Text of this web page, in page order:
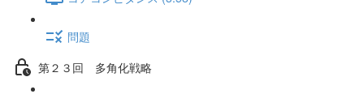
問題
第２３回 多角化戦略